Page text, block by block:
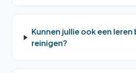
Kunnen jullie ook een leren
reinigen?